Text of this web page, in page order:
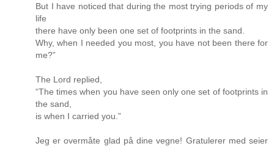
But I have noticed that during the most trying periods of my
life
there have only been one set of footprints in the sand.
Why, when I needed you most, you have not been there for
me?”
The Lord replied,
“The times when you have seen only one set of footprints in
the sand,
is when I carried you.”
Jeg er overmåte glad på dine vegne! Gratulerer med seier